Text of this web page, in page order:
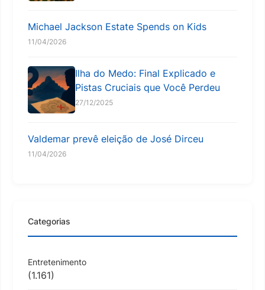
Michael Jackson Estate Spends on Kids
11/04/2026
Ilha do Medo: Final Explicado e
Pistas Cruciais que Você Perdeu
27/12/2025
Valdemar prevê eleição de José Dirceu
11/04/2026
Categorias
Entretenimento
(1.161)